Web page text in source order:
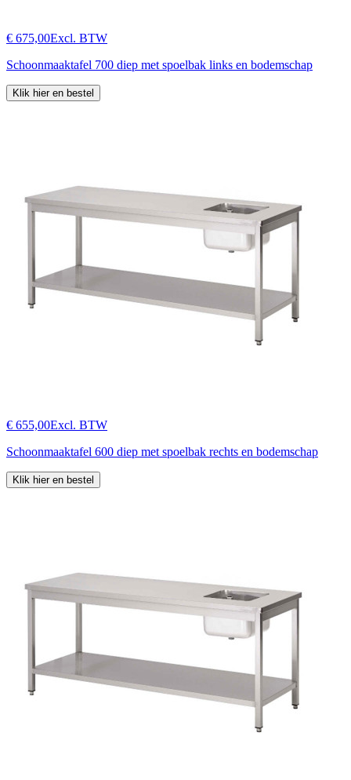
€ 675,00Excl. BTW
Schoonmaaktafel 700 diep met spoelbak links en bodemschap
Klik hier en bestel
€ 655,00Excl. BTW
Schoonmaaktafel 600 diep met spoelbak rechts en bodemschap
Klik hier en bestel